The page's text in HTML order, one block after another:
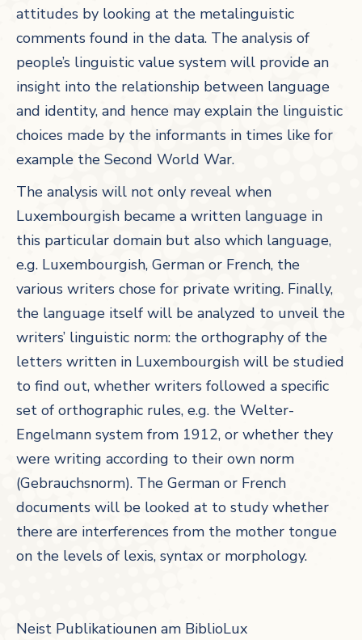
attitudes by looking at the metalinguistic
comments found in the data. The analysis of
people’s linguistic value system will provide an
insight into the relationship between language
and identity, and hence may explain the linguistic
choices made by the informants in times like for
example the Second World War.
The analysis will not only reveal when
Luxembourgish became a written language in
this particular domain but also which language,
e.g. Luxembourgish, German or French, the
various writers chose for private writing. Finally,
the language itself will be analyzed to unveil the
writers’ linguistic norm: the orthography of the
letters written in Luxembourgish will be studied
to find out, whether writers followed a specific
set of orthographic rules, e.g. the Welter-
Engelmann system from 1912, or whether they
were writing according to their own norm
(Gebrauchsnorm). The German or French
documents will be looked at to study whether
there are interferences from the mother tongue
on the levels of lexis, syntax or morphology.
Neist Publikatiounen am BiblioLux